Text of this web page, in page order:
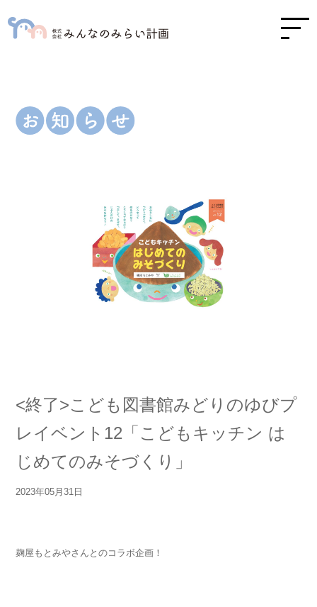
<終了>こども図書館みどりのゆびプ
レイベント12「こどもキッチン は
じめてのみそづくり」
2023年05月31日
麹屋もとみやさんとのコラボ企画！